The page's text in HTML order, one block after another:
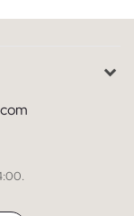
momento.